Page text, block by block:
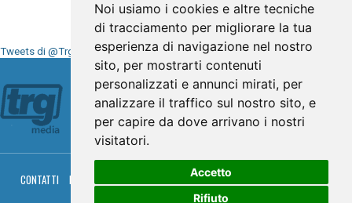
Noi usiamo i cookies e altre tecniche
di tracciamento per migliorare la tua
esperienza di navigazione nel nostro
sito, per mostrarti contenuti
personalizzati e annunci mirati, per
analizzare il traffico sul nostro sito, e
per capire da dove arrivano i nostri
visitatori.
Accetto
Rifiuto
Tweets di @TrgMedia
Seguici su
CONTATTI PRIVACY PALINSESTO DIRETTA TV
RGM HITRADIO